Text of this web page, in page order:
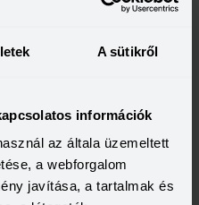
A sütikről
információk
az általa üzemeltett
a webforgalom
javítása, a tartalmak és